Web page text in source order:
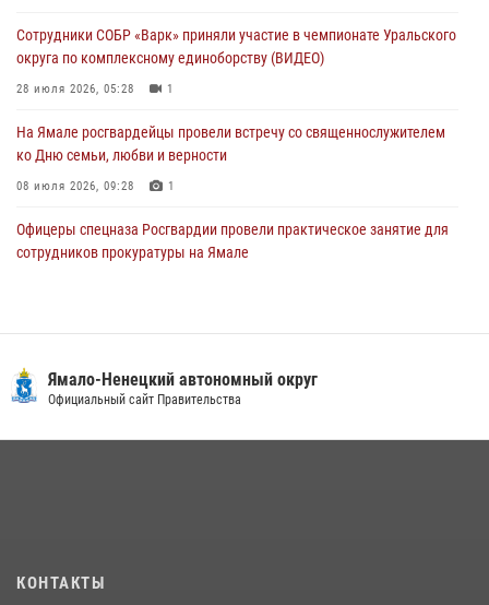
Сотрудники СОБР «Варк» приняли участие в чемпионате Уральского
округа по комплексному единоборству (ВИДЕО)
28 июля 2026, 05:28 1
На Ямале росгвардейцы провели встречу со священнослужителем
ко Дню семьи, любви и верности
08 июля 2026, 09:28 1
Офицеры спецназа Росгвардии провели практическое занятие для
сотрудников прокуратуры на Ямале
Сотрудники СОБР «Варк» повышают боевое мастерство на Ямале
Ямало-Ненецкий автономный округ
Официальный сайт Правительства
КОНТАКТЫ